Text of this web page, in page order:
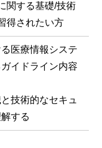
関する基礎/技術
得されたい方
医療情報システ
イドライン内容
技術的なセキュ
する